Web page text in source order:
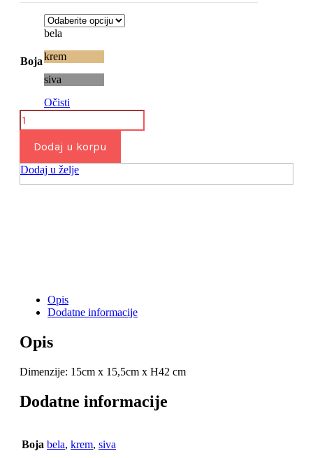
Boja
bela
krem
siva
Očisti
Odlagac
za
papir
količina
Dodaj u korpu
Dodaj u želje
Opis
Dodatne informacije
Opis
Dimenzije: 15cm x 15,5cm x H42 cm
Dodatne informacije
Boja bela, krem, siva